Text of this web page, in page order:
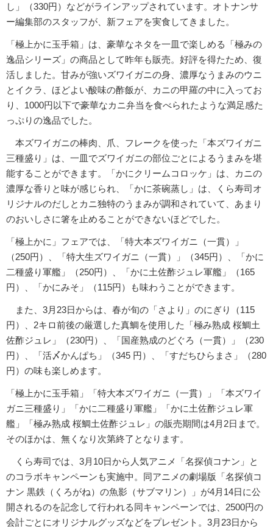
し」（330円）などがラインアップされています。オトナンサ
ー編集部のスタッフが、新フェアを実食してきました。
「極上かに玉手箱」は、豪華なネタを一皿で楽しめる「極みの
逸品シリーズ」の商品として昨年も販売。好評を得たため、復
活しました。甘みが強いズワイガニの身、濃厚なうまみのウニ
とイクラ、ほどよい酸味の酢飯が、カニの甲羅の中に入ってお
り、1000円以下で豪華なカニ弁当を食べられたような満足感た
っぷりの逸品でした。
本ズワイガニの棒肉、爪、フレークを使った「本ズワイガニ
三種盛り」は、一皿でズワイガニの部位ごとによるうまみを堪
能することができます。「かにクリームコロッケ」は、カニの
濃厚な香りと味が感じられ、「かに茶碗蒸し」は、くら寿司オ
リジナルのだしとカニ独特のうまみが調和されていて、あまり
のおいしさに箸を止めることができないほどでした。
「極上かに」フェアでは、「特大本ズワイガニ（一貫）」
（250円）、「特大生ズワイガニ（一貫）」（345円）、「かに
二種盛り軍艦」（250円）、「かに土佐酢ジュレ軍艦」（165
円）、「かにみそ」（115円）も味わうことができます。
また、3月23日からは、春が旬の「さより」のにぎり（115
円）、2キロ前後の厳選した真鯛を使用した「極み熟成 桜鯛土
佐酢ジュレ」（230円）、「国産熟成のどぐろ（一貫）」（230
円）、「活〆かんぱち」（345 円）、「すだちひらまさ」（280
円）の味も楽しめます。
「極上かに玉手箱」「特大本ズワイガニ（一貫）」「本ズワイ
ガニ三種盛り」「かに二種盛り軍艦」「かに土佐酢ジュレ軍
艦」「極み熟成 桜鯛土佐酢ジュレ」の販売期間は4月2日まで。
そのほかは、無くなり次第終了となります。
くら寿司では、3月10日から人気アニメ「名探偵コナン」と
のコラボキャンペーンも実施中。同アニメの劇場版「名探偵コ
ナン 黒鉄（くろがね）の魚影（サブマリン）」が4月14日に公
開されるのを記念して行われる同キャンペーンでは、2500円の
会計ごとにオリジナルグッズなどをプレゼント。3月23日から